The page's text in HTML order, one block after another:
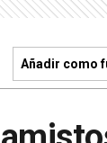
Añadir como